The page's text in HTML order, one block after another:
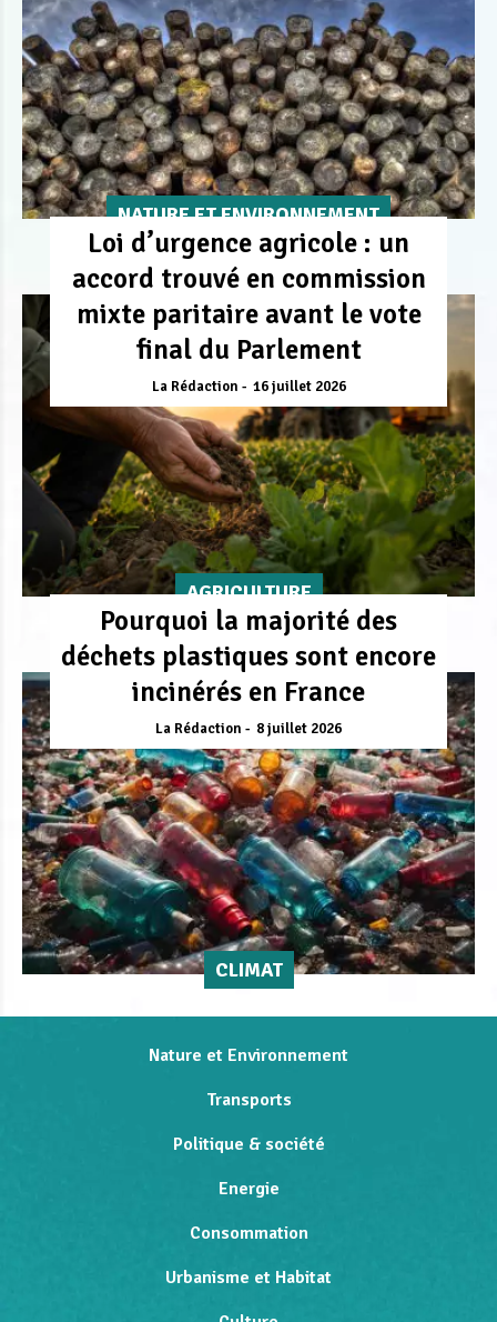
NATURE ET ENVIRONNEMENT
Loi d’urgence agricole : un
accord trouvé en commission
mixte paritaire avant le vote
final du Parlement
La Rédaction 16 juillet 2026
AGRICULTURE
Pourquoi la majorité des
déchets plastiques sont encore
incinérés en France
La Rédaction 8 juillet 2026
CLIMAT
Nature et Environnement
Transports
Politique & société
Energie
Consommation
Urbanisme et Habitat